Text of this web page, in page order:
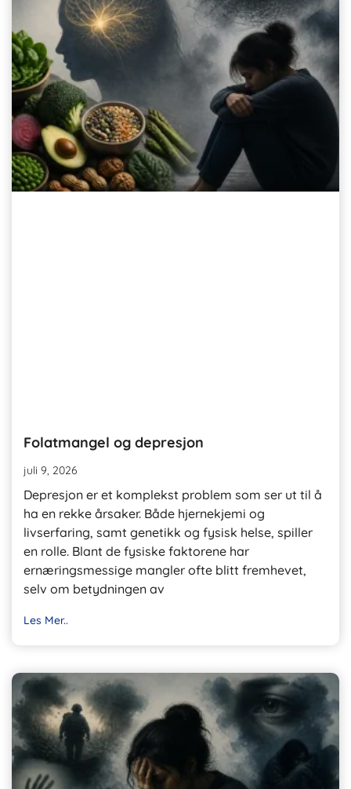
Folatmangel og depresjon
juli 9, 2026
Depresjon er et komplekst problem som ser ut til å
ha en rekke årsaker. Både hjernekjemi og
livserfaring, samt genetikk og fysisk helse, spiller
en rolle. Blant de fysiske faktorene har
ernæringsmessige mangler ofte blitt fremhevet,
selv om betydningen av
Les Mer..